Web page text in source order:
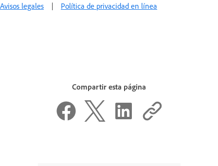
Avisos legales | Política de privacidad en línea
Compartir esta página